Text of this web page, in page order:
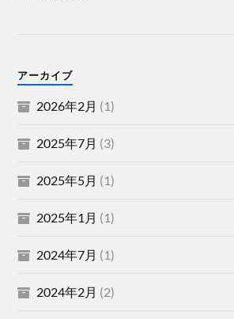
アーカイブ
2026年2月 (1)
2025年7月 (3)
2025年5月 (1)
2025年1月 (1)
2024年7月 (1)
2024年2月 (2)